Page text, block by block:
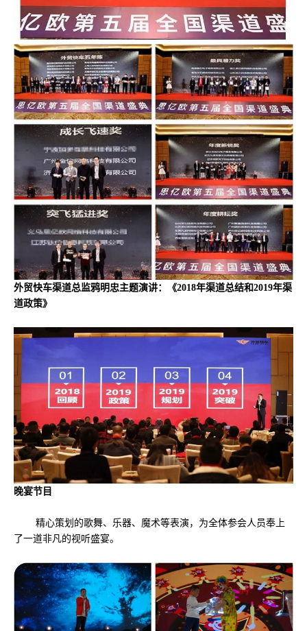
外贸快车渠道总监鸦明忠主题演讲：《2018年渠道总结和2019年渠
道政策》
晚宴节目
精心策划的歌舞、乐器、魔术等表演，为全体参会人员奉上
了一道非凡的视听盛宴。